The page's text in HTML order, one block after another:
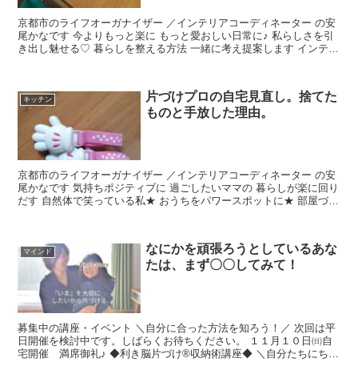
京都市のライフオーガナイザー ／インテリアコーディネーター の安
尾かなです 今よりもっと楽に もっと愛おしい日常に♪ 私らしさを引
き出し魅せる♡ 暮らしを整える方法 一緒に考え提案します インテリ
キッチン
片づけプロの自宅見直し。捨てた
ものと手放した理由。
京都市のライフオーガナイザー ／インテリアコーディネーター の安
尾かなです 気持ちポジティブに 過ごしたいママの 暮らしが楽に回り
だす 自然体で笑っている私★ おうちをパワースポットに★ 部屋づく
マインド
なにかを頑張ろうとしているあな
たは、まず〇〇してみて！
募集中の講座・イベント ＼自分に合った方法を知ろう！／ 次回は平
日開催を検討中です。しばらくお待ちください。 １１月１０日㈰自
宅開催 満席御礼♪ ◆利き脳片づけ®収納術講座◆ ＼自分たちにちょ